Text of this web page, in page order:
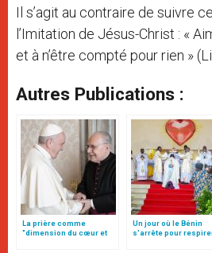
Il s’agit au contraire de suivre
l’Imitation de Jésus-Christ : «
et à n’être compté pour rien »
Autres Publications :
La prière comme
"dimension du cœur et
Un jour où le Bénin
s’arrête pour